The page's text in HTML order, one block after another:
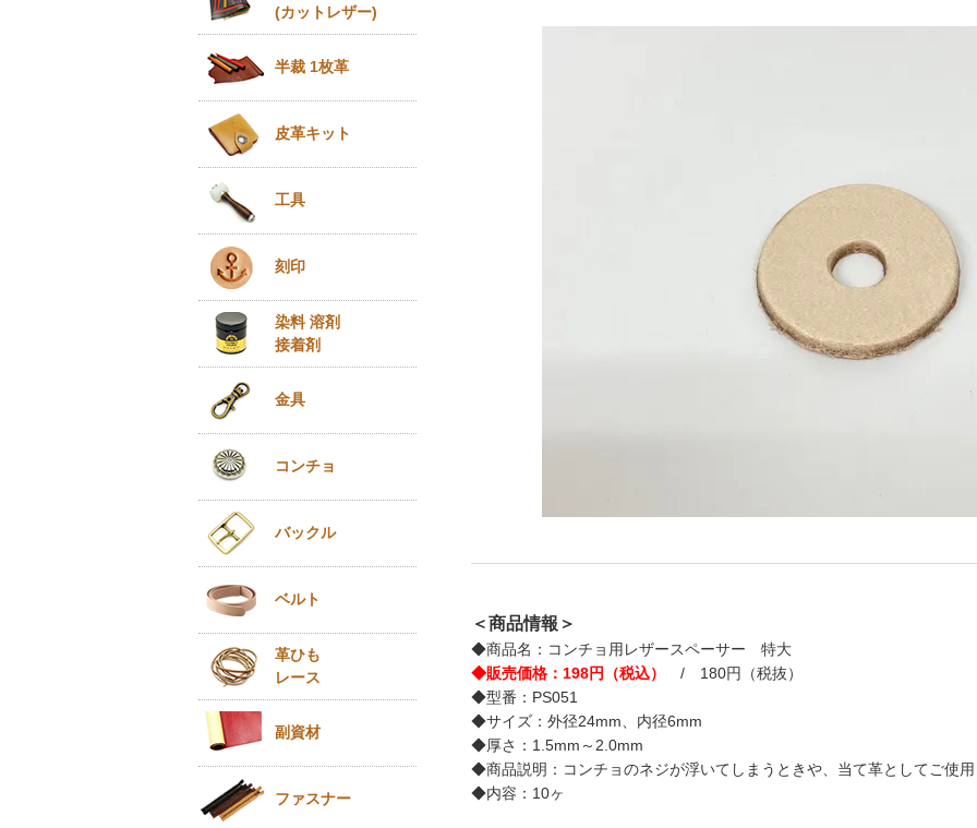
＜商品情報＞
◆商品名：コンチョ用レザースペーサー 特大
◆販売価格：198円（税込）
/ 180円（税抜）
◆型番：PS051
◆サイズ：外径24mm、内径6mm
◆厚さ：1.5mm～2.0mm
◆商品説明：コンチョのネジが浮いてしまうときや、当て革としてご使
◆内容：10ヶ
(カットレザー)
半裁 1枚革
皮革キット
工具
刻印
染料 溶剤
接着剤
金具
コンチョ
バックル
ベルト
革ひも
レース
副資材
ファスナー